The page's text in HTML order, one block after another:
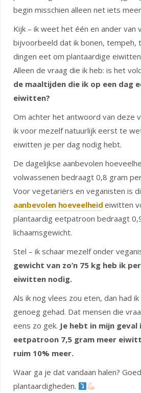
begin misschien alleen net iets
Kijk – ik weet het één en ander van
bijvoorbeeld dat ik bonen, tempeh,
dingen eet om plantaardige
Alleen de vraag die ik heb: is het
de maaltijden die ik op een dag
eiwitten?
Om achter het antwoord van deze
ik voor mezelf natuurlijk eerst te
eiwitten je per dag nodig hebt.
De dagelijkse aanbevolen
volwassenen bedraagt 0,8 gram
Voor vegetariërs en veganisten is
aanbevolen hoeveelheid eiwitten
plantaardig eetpatroon bedraagt
lichaamsgewicht.
Stel – ik schaar mezelf onder
gewicht van zo’n 75 kg heb ik
eiwitten nodig.
Als ik nog vlees zou eten, dan had
genoeg gehad. Dat mensen die
eens zo gek. Je hebt in mijn
eetpatroon 7,5 gram meer
ruim 10% meer.
Waar ga je dat vandaan halen?
plantaardigheden.